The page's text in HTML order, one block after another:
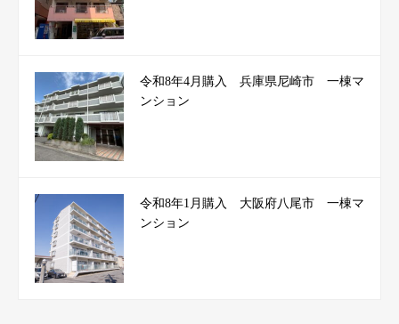
令和8年4月購入 兵庫県尼崎市 一棟マ
ンション
令和8年1月購入 大阪府八尾市 一棟マ
ンション